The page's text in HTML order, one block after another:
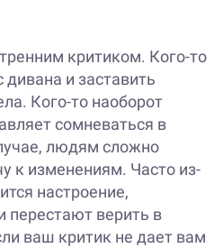
критиком. Кого-то
дивана и заставить
Кого-то наоборот
сомневаться в
людям сложно
к изменениям. Часто из-
настроение,
перестают верить в
ваш критик не дает вам